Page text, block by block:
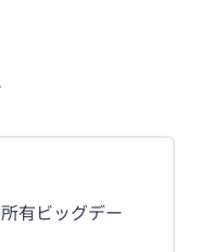
有ビッグデー